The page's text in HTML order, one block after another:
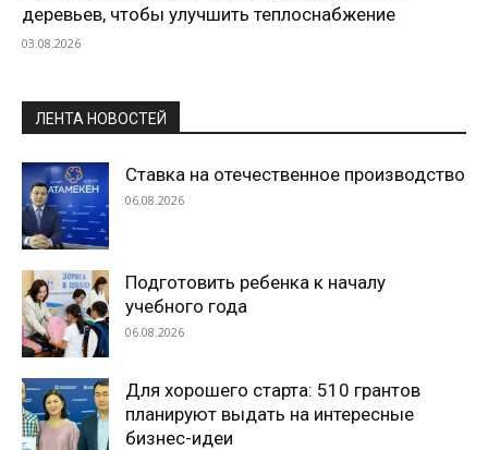
деревьев, чтобы улучшить теплоснабжение
03.08.2026
ЛЕНТА НОВОСТЕЙ
Ставка на отечественное производство
06.08.2026
Подготовить ребенка к началу
учебного года
06.08.2026
Для хорошего старта: 510 грантов
планируют выдать на интересные
бизнес-идеи